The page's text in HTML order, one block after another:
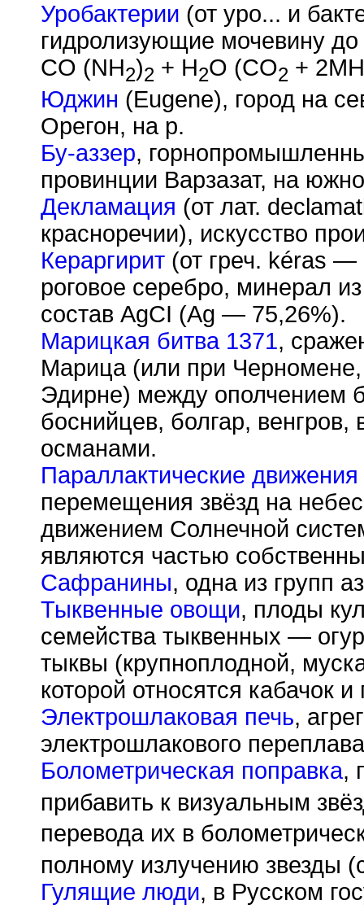
Уробактерии (от уро... и
гидролизующие мочевину
CO (NH2)2 + H2O (CO2 + 2MH
Юджин (Eugene), город на
Орегон, на р.
Бу-аззер,
провинции Варзазат, на
Декламация (от лат.
красноречии), искусство
Кераргирит (от греч. kéras —
роговое серебро, минерал
состав AgCI (Ag — 75,26%).
Марицкая битва 1371,
Марица (или при
Эдирне) между ополчением
боснийцев, болгар, венгров,
османами.
Параллактические движения
перемещения звёзд на
движением Солнечной
являются частью
Сафранины, одна из групп
Тыквенные овощи, плоды
семейства тыквенных —
тыквы (крупноплодной,
которой относятся кабачок и
Электрошлаковая печь,
электрошлакового
Болометрическая поправка,
прибавить к визуальным
перевода их в
полному излучению звезды
Гулящие люди, в Русском